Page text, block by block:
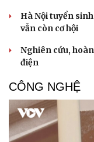
Hà Nội tuyển
vẫn còn cơ hội
Nghiên cứu,
điện
CÔNG NGHỆ